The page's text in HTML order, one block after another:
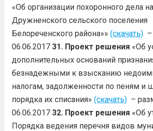
«Об организации похоронного дела
Дружненского сельского поселения
Белореченского района»» (скачать)–
06.06.2017 31. Проект решения«Об
дополнительных оснований
безнадежными к взысканию
налогам, задолженности по пеням и
порядка их списания» (скачать)–
06.06.2017 32. Проект решения«Об
Порядка ведения перечня видов